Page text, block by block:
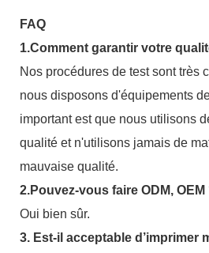
FAQ
1.Comment garantir votre
Nos procédures de test sont très
nous disposons d'équipements
important est que nous utilisons
qualité et n'utilisons jamais de
mauvaise qualité.
2.Pouvez-vous faire ODM, OEM
Oui bien sûr.
3. Est-il acceptable d’imprimer